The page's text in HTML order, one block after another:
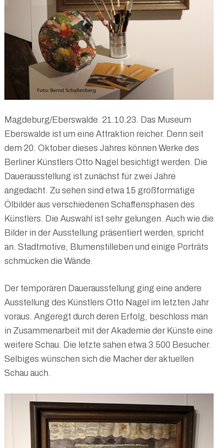
Magdeburg/Eberswalde. 21.10.23. Das Museum
Eberswalde ist um eine Attraktion reicher. Denn seit
dem 20. Oktober dieses Jahres können Werke des
Berliner Künstlers Otto Nagel besichtigt werden. Die
Dauerausstellung ist zunächst für zwei Jahre
angedacht. Zu sehen sind etwa 15 großformatige
Ölbilder aus verschiedenen Schaffensphasen des
Künstlers. Die Auswahl ist sehr gelungen. Auch wie die
Bilder in der Ausstellung präsentiert werden, spricht
an. Stadtmotive, Blumenstilleben und einige Porträts
schmücken die Wände.
Der temporären Dauerausstellung ging eine andere
Ausstellung des Künstlers Otto Nagel im letzten Jahr
voraus. Angeregt durch deren Erfolg, beschloss man
in Zusammenarbeit mit der Akademie der Künste eine
weitere Schau. Die letzte sahen etwa 3.500 Besucher.
Selbiges wünschen sich die Macher der aktuellen
Schau auch.